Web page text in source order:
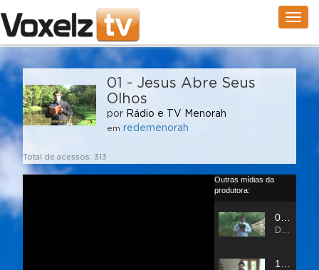
01 - Jesus Abre Seus
Olhos
por Rádio e TV Menorah
em redemenorah
Total de acessos: 313
Outras mídias da
produtora: